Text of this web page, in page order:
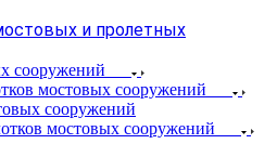
и пролетных
сооружений
мостовых сооружений
сооружений
мостовых сооружений